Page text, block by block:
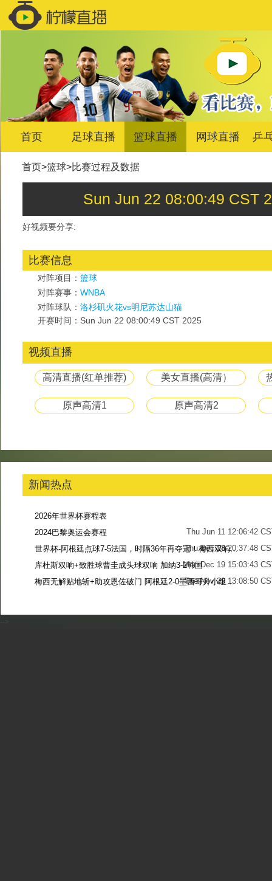
首页 足球直播 篮球直播 网球直播 乒
首页>篮球>比赛过程及数据
Sun Jun 22 08:00:49 CST
好视频要分享:
比赛信息
对阵项目： 篮球
对阵赛事： WNBA
对阵球队： 洛杉矶火花vs明尼苏达山猫
开赛时间：Sun Jun 22 08:00:49 CST 2025
视频直播
高清直播(红单推荐) 美女直播(高清）
原声高清1 原声高清2
新闻热点
2026年世界杯赛程表
Thu Jun 11 12:06:42
2024巴黎奥运会赛程
Thu Dec 28 20:37:48
世界杯-阿根廷点球7-5法国，时隔36年再夺冠！梅西双响姆巴佩戴帽
Mon Dec 19 15:03:43
库杜斯双响+致胜球曹圭成头球双响 加纳3-2韩国
Tue Nov 29 13:08:50
梅西无解贴地斩+助攻恩佐破门 阿根廷2-0墨西哥升小组第二